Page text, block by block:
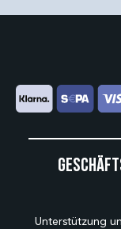
Unterstützung